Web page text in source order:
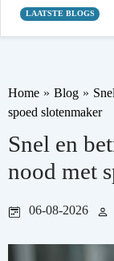
LAATSTE BLOGS
Home » Blog »
spoed slotenmaker
Snel en
nood met
06-08-2026